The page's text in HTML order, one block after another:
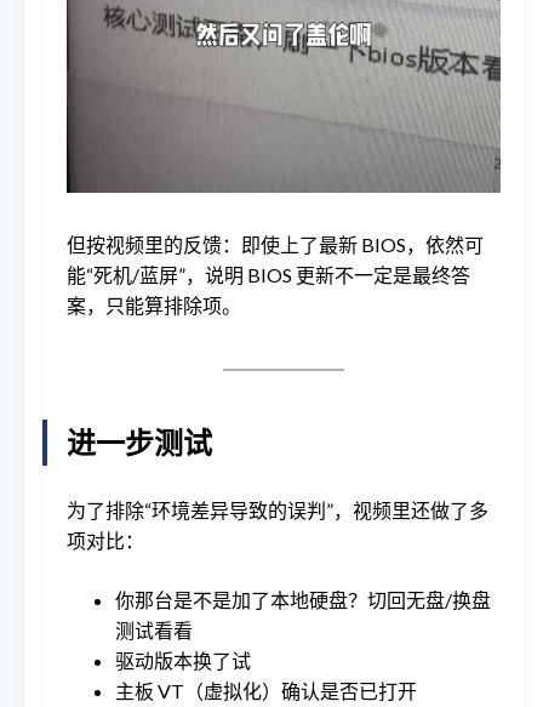
但按视频里的反馈：即使上了最新 BIOS，依然可
能“死机/蓝屏”，说明 BIOS 更新不一定是最终答
案，只能算排除项。
进一步测试
为了排除“环境差异导致的误判”，视频里还做了多
项对比：
你那台是不是加了本地硬盘？切回无盘/换盘
测试看看
驱动版本换了试
主板 VT（虚拟化）确认是否已打开